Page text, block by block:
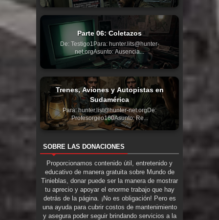
Parte 06: Coletazos
De: Testigo1Para: hunter.lits@hunter-
net.orgAsunto: Ausencia...
Trenes, Aviones y Autopistas en
Sudamérica
Para: hunter.list@hunter-net.orgDe:
Profesorgeo160Asunto: Re...
SOBRE LAS DONACIONES
Proporcionamos contenido útil, entretenido y
educativo de manera gratuita sobre Mundo de
Tinieblas, donar puede ser la manera de mostrar
tu aprecio y apoyar el enorme trabajo que hay
detrás de la página. ¡No es obligación! Pero es
una ayuda para cubrir costos de mantenimiento
y asegura poder seguir brindando servicios a la